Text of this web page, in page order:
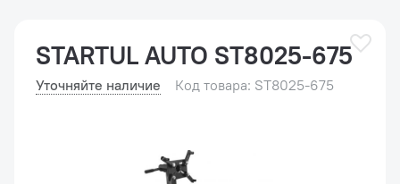
STARTUL AUTO ST8025-675
Уточняйте наличие Код товара: ST8025-675